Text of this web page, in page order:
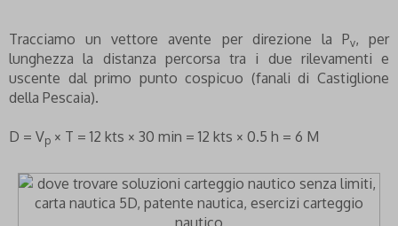
Tracciamo un vettore avente per direzione la Pv, per
lunghezza la distanza percorsa tra i due rilevamenti e
uscente dal primo punto cospicuo (fanali di Castiglione
della Pescaia).
D = Vp × T = 12 kts × 30 min = 12 kts × 0.5 h = 6 M